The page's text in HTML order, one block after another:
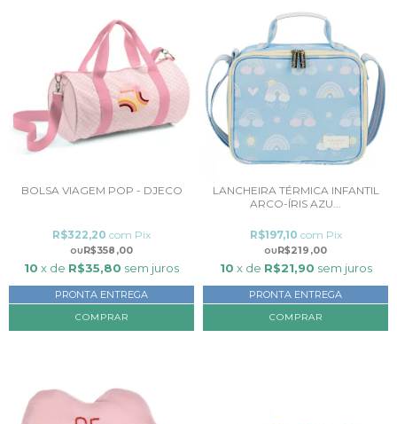
BOLSA VIAGEM POP - DJECO
R$358,00
R$322,20 com Pix
10 x de R$35,80 sem juros
PRONTA ENTREGA
LANCHEIRA TÉRMICA INFANTIL
ARCO-ÍRIS AZU...
R$219,00
R$197,10 com Pix
10 x de R$21,90 sem juros
PRONTA ENTREGA